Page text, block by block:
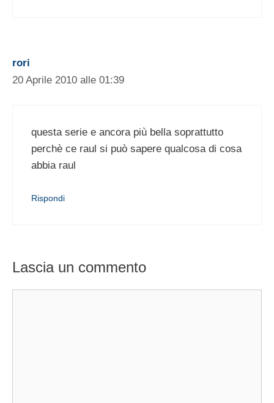
rori
20 Aprile 2010 alle 01:39
questa serie e ancora più bella soprattutto
perchè ce raul si può sapere qualcosa di cosa
abbia raul
Rispondi
Lascia un commento